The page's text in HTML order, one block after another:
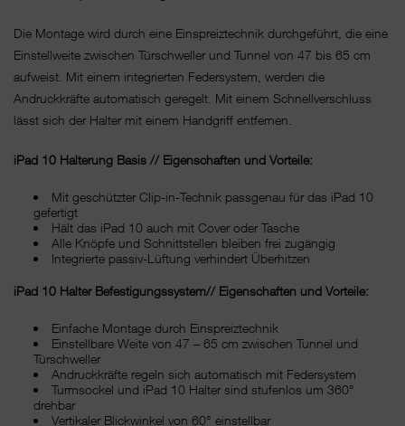
Die Montage wird durch eine Einspreiztechnik durchgeführt, die eine
Einstellweite zwischen Türschweller und Tunnel von 47 bis 65 cm
aufweist. Mit einem integrierten Federsystem, werden die
Andruckkräfte automatisch geregelt. Mit einem Schnellverschluss
lässt sich der Halter mit einem Handgriff entfernen.
iPad 10 Halterung Basis // Eigenschaften und Vorteile:
Mit geschützter Clip-in-Technik passgenau für das iPad 10
gefertigt
Hält das iPad 10 auch mit Cover oder Tasche
Alle Knöpfe und Schnittstellen bleiben frei zugängig
Integrierte passiv-Lüftung verhindert Überhitzen
iPad 10 Halter Befestigungssystem// Eigenschaften und Vorteile:
Einfache Montage durch Einspreiztechnik
Einstellbare Weite von 47 – 65 cm zwischen Tunnel und
Türschweller
Andruckkräfte regeln sich automatisch mit Federsystem
Turmsockel und iPad 10 Halter sind stufenlos um 360°
drehbar
Vertikaler Blickwinkel von 60° einstellbar